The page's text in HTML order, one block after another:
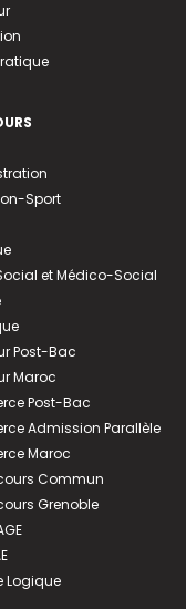
Sport
et Médico-Social
Post-Bac
Maroc
Post-Bac
Admission Parallèle
Maroc
Commun
Grenoble
Logique